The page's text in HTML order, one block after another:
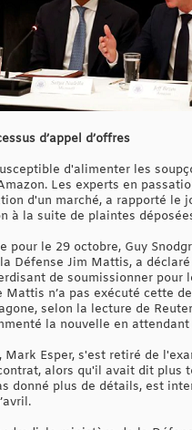
d’appel d’offres
d'alimenter les
Les experts en
d'un marché, a rapporté le
à la suite de plaintes
le 29 octobre, Guy
Défense Jim Mattis, a
de soumissionner
n’a pas exécuté cette
selon la lecture de
la nouvelle en
Esper, s'est retiré de
alors qu'il avait dit plus
donné plus de détails, est